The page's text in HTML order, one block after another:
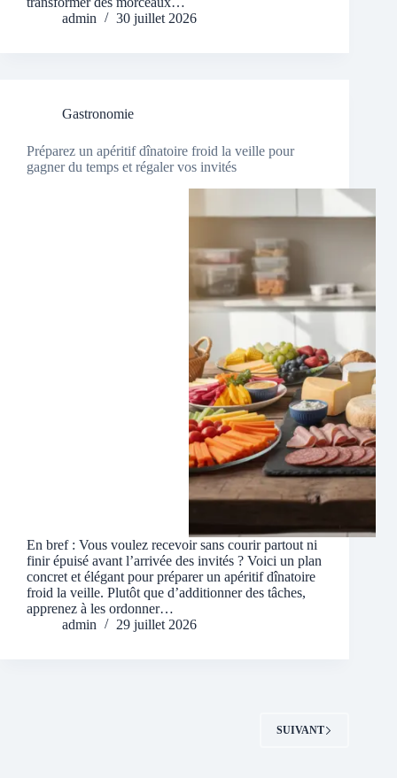
admin
30 juillet 2026
Gastronomie
Préparez un apéritif dînatoire froid la veille pour
gagner du temps et régaler vos invités
En bref : Vous voulez recevoir sans courir partout ni
finir épuisé avant l’arrivée des invités ? Voici un plan
concret et élégant pour préparer un apéritif dînatoire
froid la veille. Plutôt que d’additionner des tâches,
apprenez à les ordonner…
admin
29 juillet 2026
SUIVANT